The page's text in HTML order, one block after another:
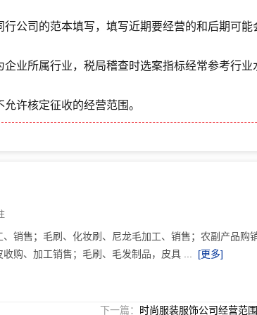
公司的范本填写，填写近期要经营的和后期可能
业所属行业，税局稽查时选案指标经常参考行业
许核定征收的经营范围。
销售；毛刷、化妆刷、尼龙毛加工、销售；农副产品购
购、加工销售；毛刷、毛发制品，皮具 ...
[更多]
下一篇： 时尚服装服饰公司经营范围